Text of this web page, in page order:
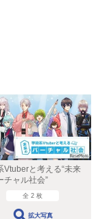
Vtuberと考える“未来
チャル社会”
全 2 枚
拡大写真